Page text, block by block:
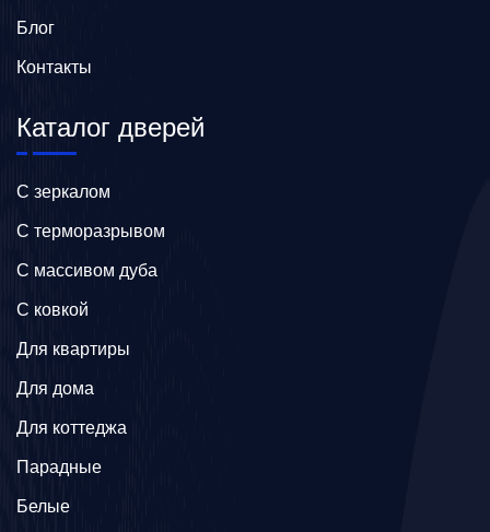
Блог
Контакты
Каталог дверей
C зеркалом
C терморазрывом
C массивом дуба
C ковкой
Для квартиры
Для дома
Для коттеджа
Парадные
Белые